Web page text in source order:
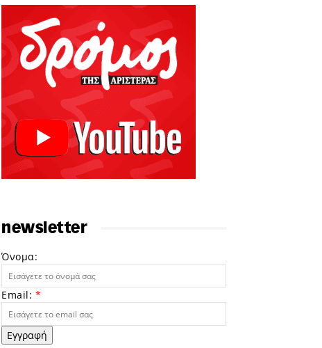
newsletter
Όνομα:
Email: *
Εγγραφή